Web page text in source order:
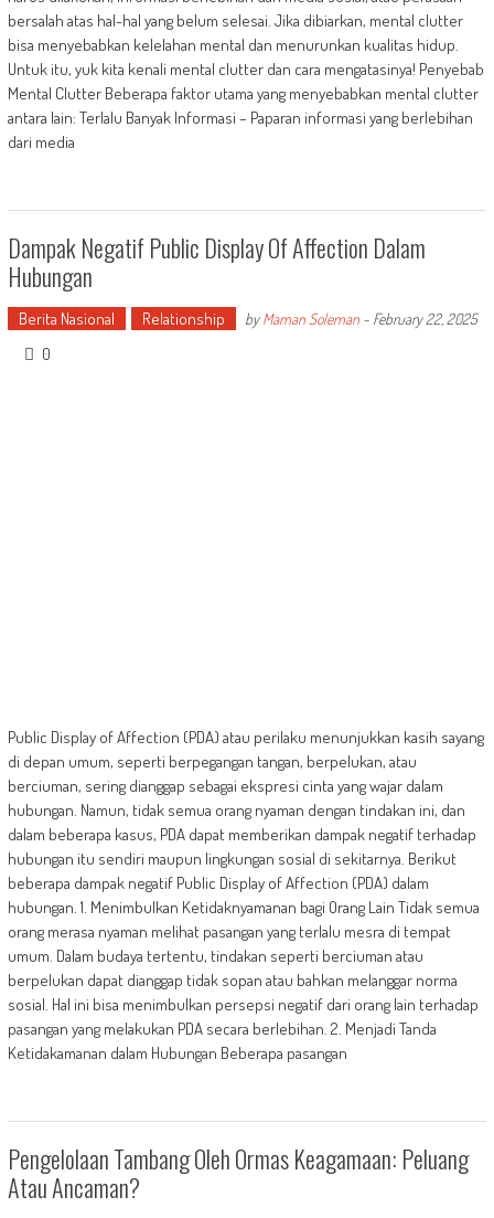
bersalah atas hal-hal yang belum selesai. Jika dibiarkan, mental clutter
bisa menyebabkan kelelahan mental dan menurunkan kualitas hidup.
Untuk itu, yuk kita kenali mental clutter dan cara mengatasinya! Penyebab
Mental Clutter Beberapa faktor utama yang menyebabkan mental clutter
antara lain: Terlalu Banyak Informasi – Paparan informasi yang berlebihan
dari media
Dampak Negatif Public Display Of Affection Dalam
Hubungan
Berita Nasional Relationship byMaman Soleman- February 22, 2025
0
Public Display of Affection (PDA) atau perilaku menunjukkan kasih sayang
di depan umum, seperti berpegangan tangan, berpelukan, atau
berciuman, sering dianggap sebagai ekspresi cinta yang wajar dalam
hubungan. Namun, tidak semua orang nyaman dengan tindakan ini, dan
dalam beberapa kasus, PDA dapat memberikan dampak negatif terhadap
hubungan itu sendiri maupun lingkungan sosial di sekitarnya. Berikut
beberapa dampak negatif Public Display of Affection (PDA) dalam
hubungan. 1. Menimbulkan Ketidaknyamanan bagi Orang Lain Tidak semua
orang merasa nyaman melihat pasangan yang terlalu mesra di tempat
umum. Dalam budaya tertentu, tindakan seperti berciuman atau
berpelukan dapat dianggap tidak sopan atau bahkan melanggar norma
sosial. Hal ini bisa menimbulkan persepsi negatif dari orang lain terhadap
pasangan yang melakukan PDA secara berlebihan. 2. Menjadi Tanda
Ketidakamanan dalam Hubungan Beberapa pasangan
Pengelolaan Tambang Oleh Ormas Keagamaan: Peluang
Atau Ancaman?